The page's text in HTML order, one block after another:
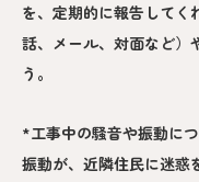
を、定期的に報告してく
話、メール、対面など）
う。
*工事中の騒音や振動に
振動が、近隣住民に迷惑